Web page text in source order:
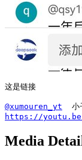
这是链接
@xumouren_yt
https://youtu.be/
Media